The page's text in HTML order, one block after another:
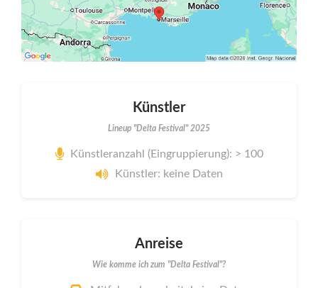
Künstler
Lineup "Delta Festival" 2025
Künstleranzahl (Eingruppierung): > 100
Künstler: keine Daten
Anreise
Wie komme ich zum "Delta Festival"?